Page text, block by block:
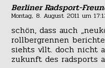
Berliner Radsport-
Montag, 8. August 2011 um
schön, dass auch
rollbergrennen
siehts vllt. doch nicht
zukunft des radsports